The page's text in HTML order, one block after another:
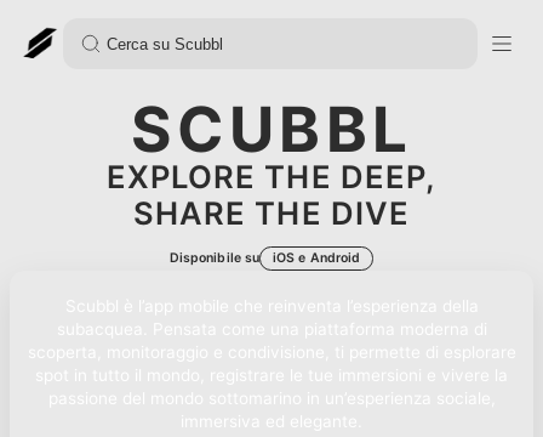
SCUBBL
EXPLORE THE DEEP,
SHARE THE DIVE
Disponibile su iOS e Android